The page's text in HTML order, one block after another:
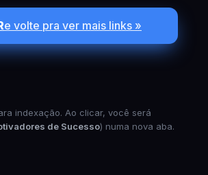
e volte pra ver mais links »
indexação. Ao clicar, você será
de Sucesso) numa nova aba.